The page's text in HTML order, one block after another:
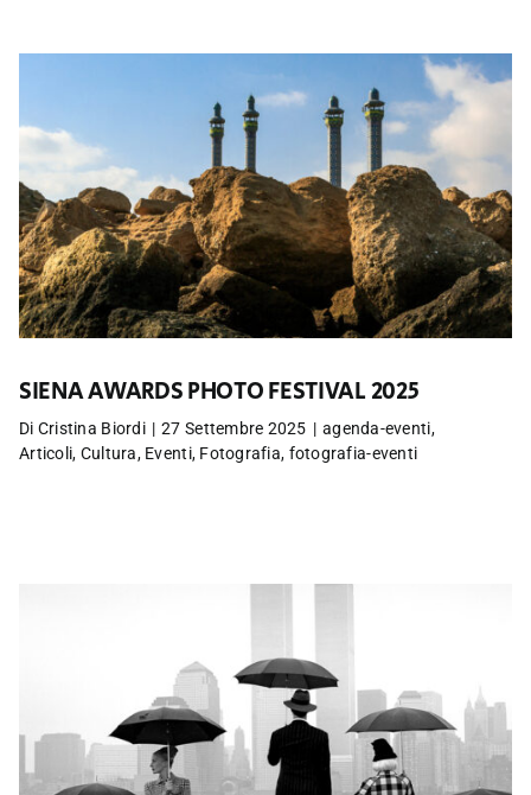
SIENA AWARDS PHOTO FESTIVAL 2025
Di Cristina Biordi | 27 Settembre 2025 | agenda-eventi,
Articoli, Cultura, Eventi, Fotografia, fotografia-eventi